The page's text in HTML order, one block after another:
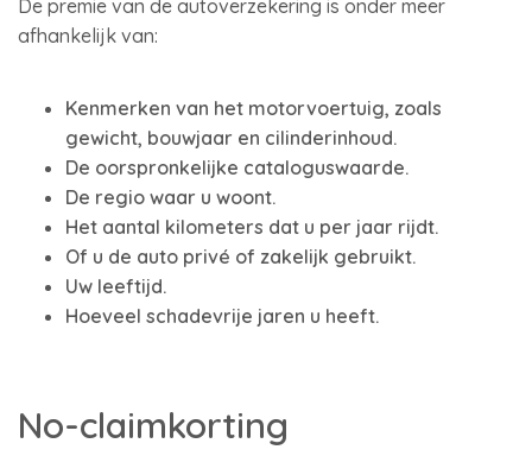
De premie van de autoverzekering is onder meer
afhankelijk van:
Kenmerken van het motorvoertuig, zoals
gewicht, bouwjaar en cilinderinhoud.
De oorspronkelijke cataloguswaarde.
De regio waar u woont.
Het aantal kilometers dat u per jaar rijdt.
Of u de auto privé of zakelijk gebruikt.
Uw leeftijd.
Hoeveel schadevrije jaren u heeft.
No-claimkorting